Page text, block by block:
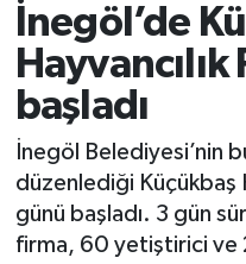
İnegöl’de
başladı
İnegöl Belediyesi’nin
düzenlediği Küçükbaş
günü başladı. 3 gün
firma, 60 yetiştirici ve
Eğitim
Ekonomi
Genel
Gündem
Trafik Durumu
Süper Lig Puan
Tüm Manşetler
Son Dakika